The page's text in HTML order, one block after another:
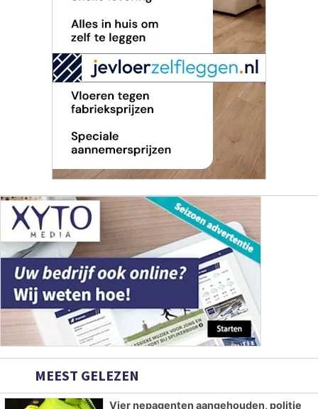
MEEST GELEZEN
Vier nepagenten aangehouden, politie